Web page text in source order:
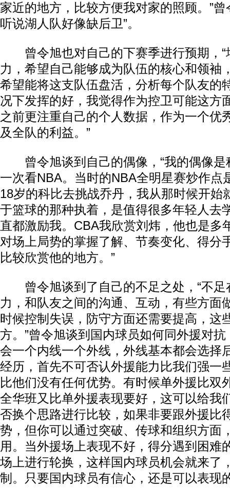
家近的地方，比较方便我对家的照顾。”曾
听说湖人队好像缺后卫”。
曾令旭也对自己的下赛季进行预期，“
力，希望自己能够成为队伍的核心和领袖
希望能将这支队伍盘活，分析每个队友的
况下发挥的好，我觉得作为控卫可能这方
之前更注重自己的个人数据，作为一个优
及全队的利益。”
曾令旭谈到自己的偶像，“我的偶像是
一次看NBA。当时的NBA全明星赛炒作点
18岁的科比去挑战乔丹，我从那时候开始
于篮球的那种执着，是值得很多年轻人去
直都激励我。CBA我欣赏刘炜，他也是多
对场上局势的掌握了解、节奏变化、得分
比较欣赏他的地方。”
曾令旭谈到了自己的不足之处，“不足
力，和队友之间的沟通、互动，有些方面
时候控制失误，防守方面还需要提高，这
方。”曾令旭谈到国内球员如何同外援对抗
会一个内线一个外线，外线基本都会选择
经历，首先不可否认外援能力比我们强一
比他们没有任何优势。有时候单外援比双
全华班又比单外援表现要好，这可以给我
否换个思路进行比较，如果非要跟外援比
势，但你可以通过突破、传球和组织方面
用。当外援场上表现不好，得分遇到困难
场上进行轮换，这样国内球员机会就来了
制。只要国内球员有信心，还是可以表现